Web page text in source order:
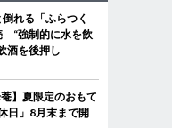
れる「ふらつく
“強制的に水を飲
酒を後押し
】夏限定のおもて
日」8月末まで開